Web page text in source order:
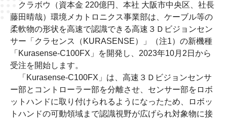
クラボウ（資本金 220億円、本社 大阪市中央区、社長
藤田晴哉）環境メカトロニクス事業部は、ケーブル等の
柔軟物の形状を高速で認識できる高速３Ｄビジョンセン
サー「クラセンス（ KURASENSE）」（注1）の新機種
「 Kurasense-C100FX 」を開発し、 2023年10月 2 日から
受注を開始します。
「 Kurasense-C100FX 」は、高速３Ｄビジョンセンサ
ー部とコントローラー部を分離させ、センサー部をロボ
ットハンドに取り付けられるようになったため、ロボッ
トハンドの可動領域まで認識視野が広げられ対象物に接